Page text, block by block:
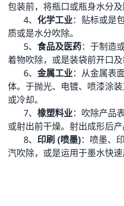
包装前，将瓶口或瓶身水分及
4、 化学工业：贴标或是
质或是水分吹除。
5、 食品及医药：于制造
着物吹除，或是装袋前开口及
6、 金属工业：从金属表
体。于抛光、电镀、喷漆涂
或冷却。
7、 橡塑料业：吹除产品
或射出前干燥。射出成形后产
8、 印刷 (喷墨)：喷墨、
汽吹除，或是运用于墨水快速